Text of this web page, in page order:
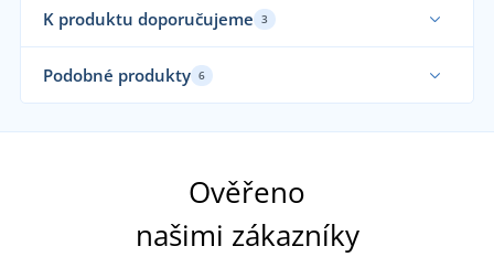
K produktu doporučujeme 3
Podobné produkty 6
Ověřeno
našimi zákazníky